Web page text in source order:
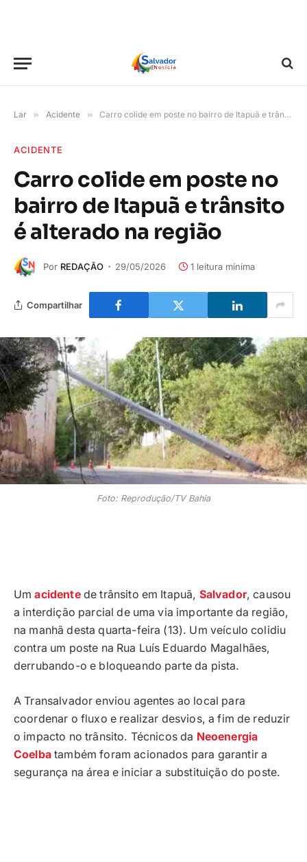
Lar » Acidente » Carro colide em poste no bairro de Itapuã e trânsito é alterado na região
ACIDENTE
Carro colide em poste no
bairro de Itapuã e trânsito
é alterado na região
Por REDAÇÃO 29/05/2026 1 leitura mínima
Compartilhar
Foto: Reprodução/TV Bahia
Umacidente de trânsito em Itapuã, Salvador, causou
a interdição parcial de uma via importante da região,
na manhã desta quarta-feira (13). Um veículo colidiu
contra um poste na Rua Luís Eduardo Magalhães,
derrubando-o e bloqueando parte da pista.
A Transalvador enviou agentes ao local para
coordenar o fluxo e realizar desvios, a fim de reduzir
o impacto no trânsito. Técnicos da Neoenergia
Coelbatambém foram acionados para garantir a
segurança na área e iniciar a substituição do poste.